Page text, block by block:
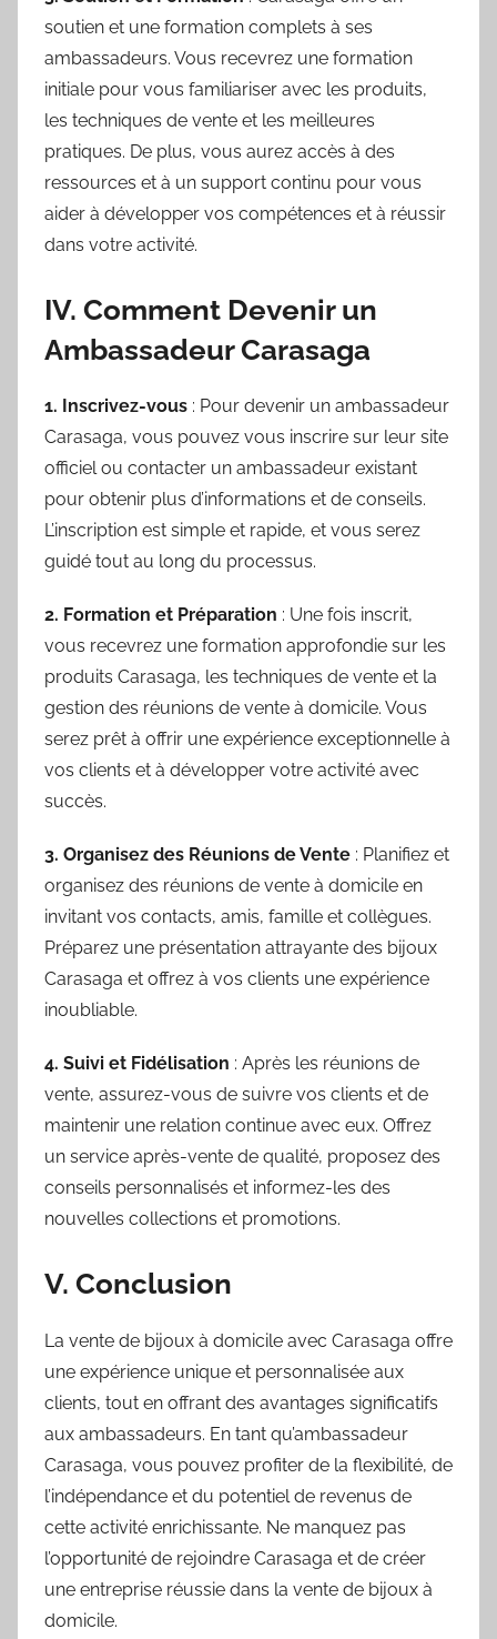
soutien et une formation complets à ses
ambassadeurs. Vous recevrez une formation
initiale pour vous familiariser avec les produits,
les techniques de vente et les meilleures
pratiques. De plus, vous aurez accès à des
ressources et à un support continu pour vous
aider à développer vos compétences et à réussir
dans votre activité.
IV. Comment Devenir un
Ambassadeur Carasaga
1. Inscrivez-vous : Pour devenir un ambassadeur
Carasaga, vous pouvez vous inscrire sur leur site
officiel ou contacter un ambassadeur existant
pour obtenir plus d’informations et de conseils.
L’inscription est simple et rapide, et vous serez
guidé tout au long du processus.
2. Formation et Préparation : Une fois inscrit,
vous recevrez une formation approfondie sur les
produits Carasaga, les techniques de vente et la
gestion des réunions de vente à domicile. Vous
serez prêt à offrir une expérience exceptionnelle à
vos clients et à développer votre activité avec
succès.
3. Organisez des Réunions de Vente : Planifiez et
organisez des réunions de vente à domicile en
invitant vos contacts, amis, famille et collègues.
Préparez une présentation attrayante des bijoux
Carasaga et offrez à vos clients une expérience
inoubliable.
4. Suivi et Fidélisation : Après les réunions de
vente, assurez-vous de suivre vos clients et de
maintenir une relation continue avec eux. Offrez
un service après-vente de qualité, proposez des
conseils personnalisés et informez-les des
nouvelles collections et promotions.
V. Conclusion
La vente de bijoux à domicile avec Carasaga offre
une expérience unique et personnalisée aux
clients, tout en offrant des avantages significatifs
aux ambassadeurs. En tant qu’ambassadeur
Carasaga, vous pouvez profiter de la flexibilité, de
l’indépendance et du potentiel de revenus de
cette activité enrichissante. Ne manquez pas
l’opportunité de rejoindre Carasaga et de créer
une entreprise réussie dans la vente de bijoux à
domicile.